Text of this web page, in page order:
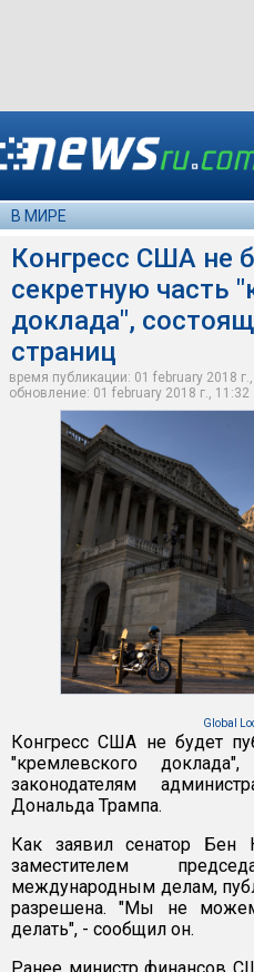
В МИРЕ
Конгресс США не
секретную часть
доклада",
страниц
время публикации: 01 february 2018
обновление: 01 february 2018 г., 11:32
Global
Конгресс США не будет
"кремлевского
законодателям
Дональда Трампа.
Как заявил сенатор Бен
заместителем
международным делам,
разрешена. "Мы не
делать", - сообщил он.
Ранее министр финансов